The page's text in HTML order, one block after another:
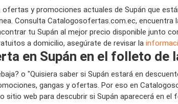
y promociones actuales de Supán que
Consulta Catalogosofertas.com.ec,
tu Supán al mejor precio disponible junto
a domicilio, asegúrate de revisar la
en Supán en el folleto de
o "Quisiera saber si Supán estará en
gangas y ofertas. Por eso en
sitio web para descubrir si Supán aparecerá en